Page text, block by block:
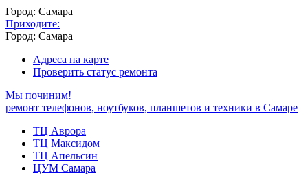
Город: Самара
Приходите:
Город: Самара
Адреса на карте
Проверить статус ремонта
Мы починим!
ремонт телефонов, ноутбуков, планшетов и техники в Самаре
ТЦ Аврора
ТЦ Максидом
ТЦ Апельсин
ЦУМ Самара